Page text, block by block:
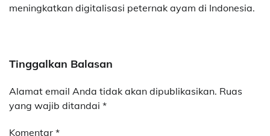
meningkatkan digitalisasi peternak ayam di Indonesia.
Tinggalkan Balasan
Alamat email Anda tidak akan dipublikasikan. Ruas
yang wajib ditandai *
Komentar *